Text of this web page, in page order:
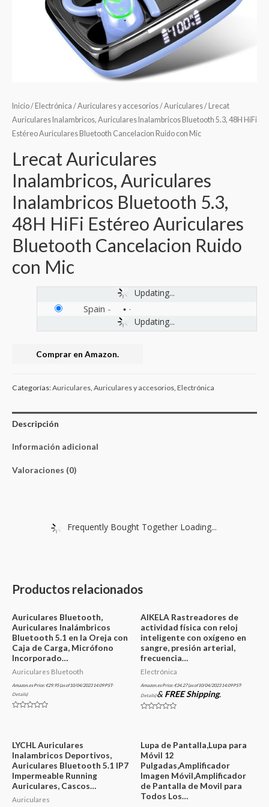
Inicio/ Electrónica /Auriculares y accesorios/Auriculares/ Lrecat
Auriculares Inalambricos, Auriculares Inalambricos Bluetooth 5.3, 48H HiFi
Estéreo Auriculares Bluetooth Cancelacion Ruido con Mic
Lrecat Auriculares
Inalambricos, Auriculares
Inalambricos Bluetooth 5.3,
48H HiFi Estéreo Auriculares
Bluetooth Cancelacion Ruido
con Mic
Updating...
Updating...
Spain -
Comprar en Amazon.
Categorías:Auriculares, Auriculares y accesorios, Electrónica
Descripción
Información adicional
Valoraciones (0)
Frequently Bought Together Loading...
Productos relacionados
Auriculares Bluetooth,
Auriculares Inalámbricos
Bluetooth 5.1 en la Oreja con
Caja de Carga, Micrófono
Incorporado…
Auriculares Bluetooth
Amazon.es Price:€29.95(as of 10/04/2023 14:09 PST-
Details)
5
AIKELA Rastreadores de
actividad física con reloj
inteligente con oxígeno en
sangre, presión arterial,
frecuencia…
Electrónica
Amazon.es Price:€34.27(as of 10/04/2023 14:09 PST-
Details)& FREE Shipping.
5
LYCHL Auriculares
Inalambricos Deportivos,
Auriculares Bluetooth 5.1 IP7
Impermeable Running
Auriculares, Cascos…
Auriculares
Lupa de Pantalla,Lupa para
Móvil 12
Pulgadas,Amplificador
Imagen Móvil,Amplificador
de Pantalla de Movil para
Todos Los…